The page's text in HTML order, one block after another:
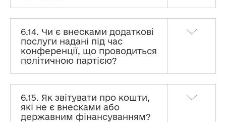
6.14. Чи є внесками додаткові
послуги надані під час
конференції, що проводиться
політичною партією?
6.15. Як звітувати про кошти,
які не є внесками або
державним фінансуванням?